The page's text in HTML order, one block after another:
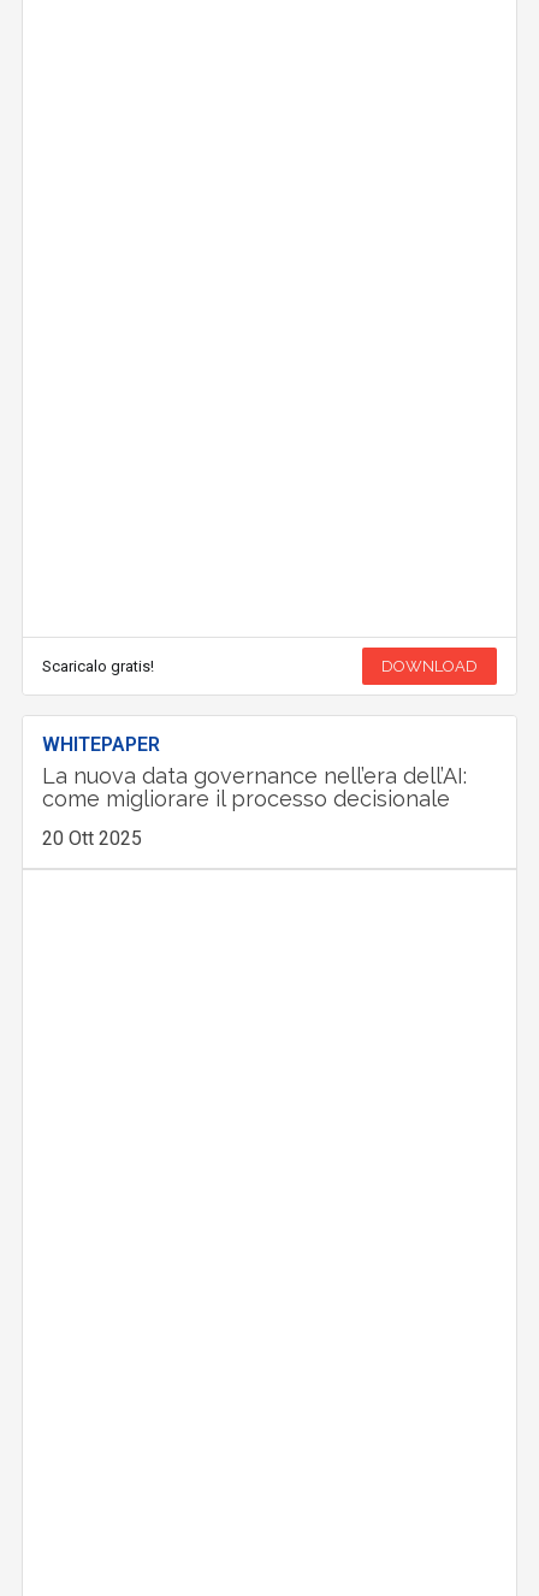
Scaricalo gratis! DOWNLOAD
WHITEPAPER
La nuova data governance nell’era dell’AI:
come migliorare il processo decisionale
20 Ott 2025